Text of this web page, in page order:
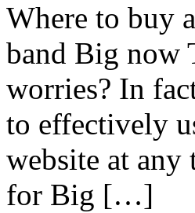
Where to buy
band Big now
worries? In
to effectively
website at
for Big […]